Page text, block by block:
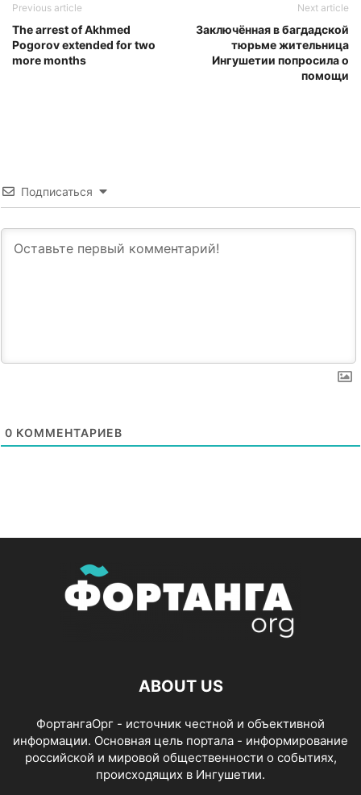
Previous article
The arrest of Akhmed
Pogorov extended for two
more months
Next article
Заключённая в багдадской
тюрьме жительница
Ингушетии попросила о
помощи
Подписаться
0 КОММЕНТАРИЕВ
ABOUT US
ФортангаОрг - источник честной и объективной
информации. Основная цель портала - информирование
российской и мировой общественности о событиях,
происходящих в Ингушетии.